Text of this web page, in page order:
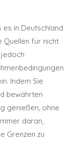
in Deutschland
Quellen für nicht
Indem Sie
bewährten
genießen, ohne
daran,
Grenzen zu